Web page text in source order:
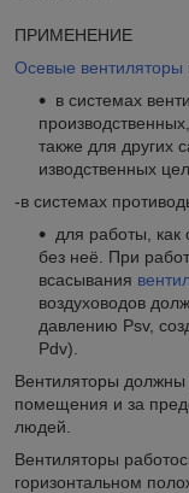
ПРИМЕНЕНИЕ
Осевые вентиляторы
в системах
также для других
изводственных
-в системах
для работы, как
без неё. При
всасывания
воздуховодов
давлению Рsv,
Pdv).
Вентиляторы должны
помещения и за
людей.
Вентиляторы
горизонтальном